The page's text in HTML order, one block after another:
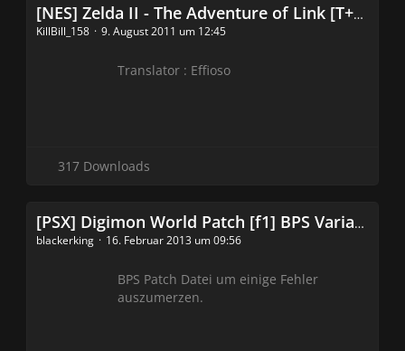
[NES] Zelda II - The Adventure of Link [T+Ger1.00_G-Trans,Bugfixes1.00_Effioso]
KillBill_158 9. August 2011 um 12:45
Translator : Effioso
317 Downloads
[PSX] Digimon World Patch [f1] BPS Variante (bugfix v0.3)
blackerking 16. Februar 2013 um 09:56
BPS Patch Datei um einige Fehler
auszumerzen.